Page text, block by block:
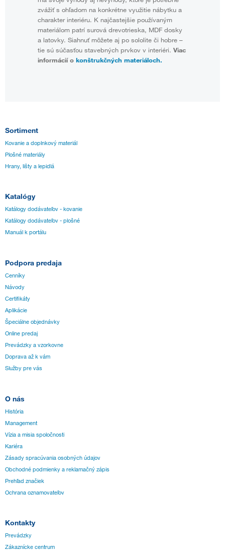
zvážiť s ohľadom na konkrétne využitie nábytku a
charakter interiéru. K najčastejšie používaným
materiálom patrí surová drevotrieska, MDF dosky
a latovky. Siahnuť môžete aj po sololite či hobre –
tie sú súčasťou stavebných prvkov v interiéri. Viac
informácií o konštrukčných materiáloch.
Sortiment
Kovanie a doplnkový materiál
Plošné materiály
Hrany, lišty a lepidlá
Katalógy
Katálogy dodávateľov - kovanie
Katálogy dodávateľov - plošné
Manuál k portálu
Podpora predaja
Cenníky
Návody
Certifikáty
Aplikácie
Špeciálne objednávky
Online predaj
Prevádzky a vzorkovne
Doprava až k vám
Služby pre vás
O nás
História
Management
Vízia a misia spoločnosti
Kariéra
Zásady spracúvania osobných údajov
Obchodné podmienky a reklamačný zápis
Prehľad značiek
Ochrana oznamovateľov
Kontakty
Prevádzky
Zákaznícke centrum